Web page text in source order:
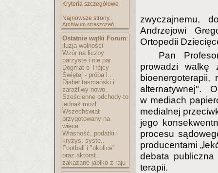
Kryteria szczegółowe
Najnowsze strony..
Archiwum streszczeń..
Ostatnie wątki Forum:
iluzja wolności
Wzór na liczby
parzyste i nie par..
Dogmat o Trójcy
Świętej - próba l..
Diabeł tasmański i
zaraźliwy nowo..
Sześcienne odchody-to
jednak możl..
Wszechświat
przygotowany na
więce..
Własność, podatki i
kryzys: syste..
Football i "okolice"
oraz aktorst..
zakazane jabłko z raju
zwyczajnemu,
Andrzejowi
Ortopedii
Pan
prowadzi walkę
bioenergoterapii,
alternatywnej".
w mediach
medialnej
jego
procesu
producentami
debata
terapii.